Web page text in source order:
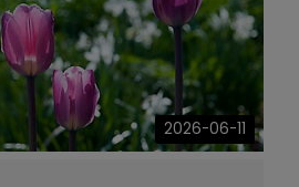
2026-06-11